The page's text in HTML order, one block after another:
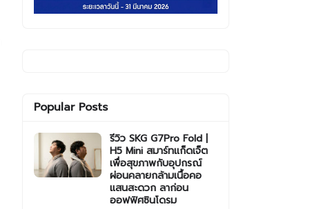
Popular Posts
รีวิว SKG G7Pro Fold |
H5 Mini สมาร์ทแก็ดเจ็ต
เพื่อสุขภาพกับอุปกรณ์
ผ่อนคลายกล้ามเนื้อคอ
แสนสะดวก ลาก่อน
ออฟฟิศซินโดรม